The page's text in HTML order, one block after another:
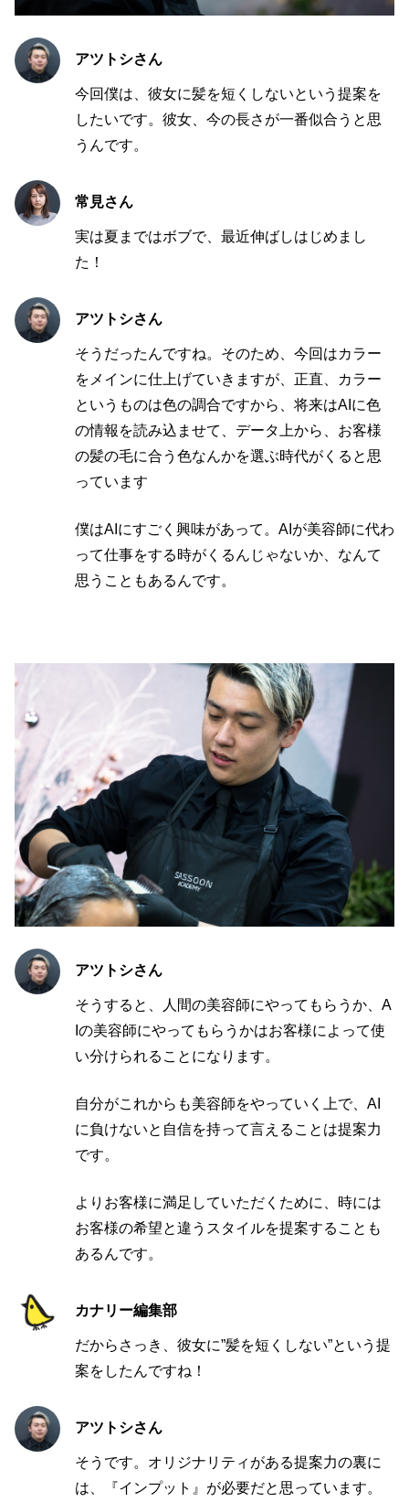
アツトシさん
今回僕は、彼女に髪を短くしないという提案を
したいです。彼女、今の長さが一番似合うと思
うんです。
常見さん
実は夏まではボブで、最近伸ばしはじめまし
た！
アツトシさん
そうだったんですね。そのため、今回はカラー
をメインに仕上げていきますが、正直、カラー
というものは色の調合ですから、将来はAIに色
の情報を読み込ませて、データ上から、お客様
の髪の毛に合う色なんかを選ぶ時代がくると思
っています
僕はAIにすごく興味があって。AIが美容師に代わ
って仕事をする時がくるんじゃないか、なんて
思うこともあるんです。
アツトシさん
そうすると、人間の美容師にやってもらうか、A
Iの美容師にやってもらうかはお客様によって使
い分けられることになります。
自分がこれからも美容師をやっていく上で、AI
に負けないと自信を持って言えることは提案力
です。
よりお客様に満足していただくために、時には
お客様の希望と違うスタイルを提案することも
あるんです。
カナリー編集部
だからさっき、彼女に”髪を短くしない”という提
案をしたんですね！
アツトシさん
そうです。オリジナリティがある提案力の裏に
は、『インプット』が必要だと思っています。